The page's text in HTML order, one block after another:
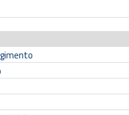
Risorgimento